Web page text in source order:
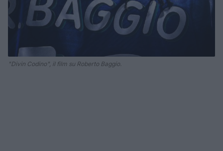
"Divin Codino", il film su Roberto Baggio.